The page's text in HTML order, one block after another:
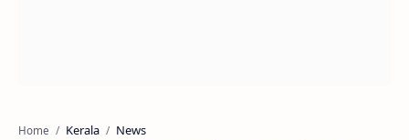
Home Kerala News